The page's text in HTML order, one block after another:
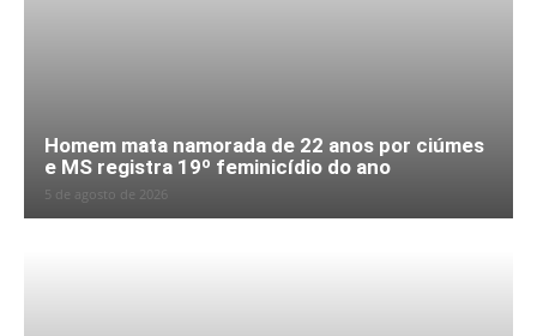
Homem mata namorada de 22 anos por ciúmes
e MS registra 19º feminicídio do ano
5 de agosto de 2026